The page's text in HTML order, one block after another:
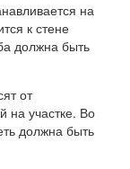
на
к стене
должна быть
от
на участке. Во
должна быть